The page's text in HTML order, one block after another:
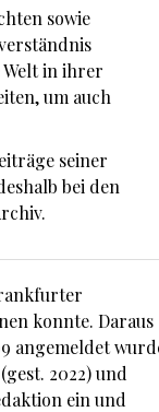
sowie
Welt in ihrer
um auch
seiner
bei den
konnte. Daraus
angemeldet
2022) und
ein und